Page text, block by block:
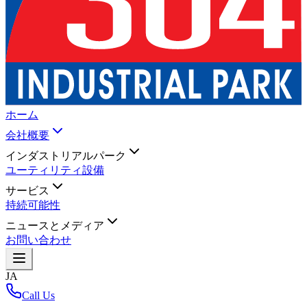
ホーム
会社概要
インダストリアルパーク
ユーティリティ設備
サービス
持続可能性
ニュースとメディア
お問い合わせ
JA
Call Us